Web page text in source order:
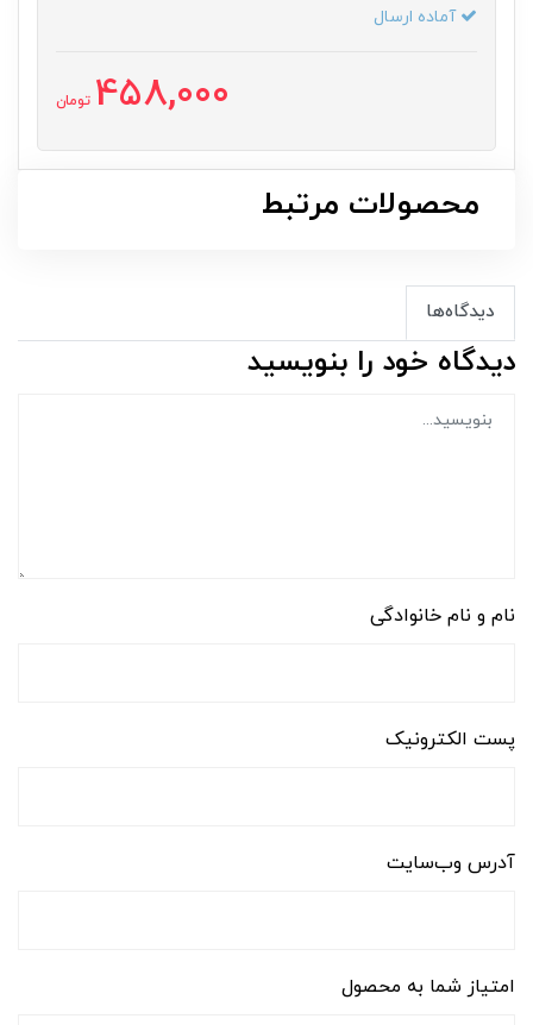
آماده ارسال
458,000 تومان
محصولات مرتبط
دیدگاه‌ها
دیدگاه خود را بنویسید
نام و نام خانوادگی
پست الکترونیک
آدرس وب‌سایت
امتیاز شما به محصول